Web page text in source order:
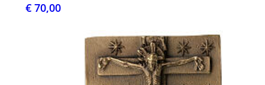
€ 70,00